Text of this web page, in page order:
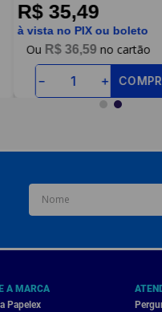
R$ 35,49
à vista no PIX ou boleto
R$ 36,59
＋
－
A MARCA
Papelex